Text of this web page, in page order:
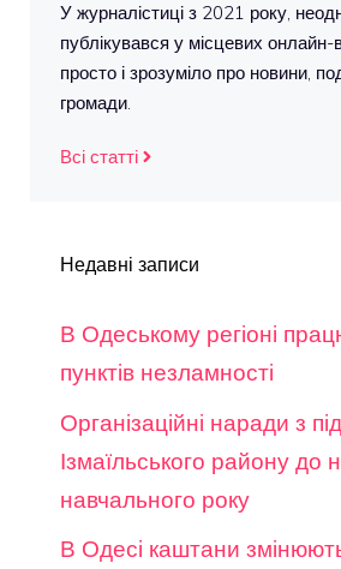
У журналістиці з 2021 року,
публікувався у місцевих
просто і зрозуміло про новини,
громади.
Всі статті
Недавні записи
В Одеському регіоні
пунктів незламності
Організаційні наради з
Ізмаїльського району до
навчального року
В Одесі каштани